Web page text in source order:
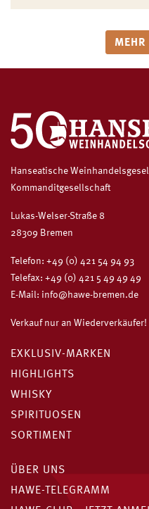
MEHR
Hanseatische
Kommanditgesellschaft
Lukas-Welser-Straße 8
28309 Bremen
Telefon: +49 (0) 421 54 94 93
Telefax: +49 (0) 421 5 49 49 49
E-Mail: info@hawe-bremen.de
Verkauf nur an Wiederverkäufer!
EXKLUSIV-MARKEN
HIGHLIGHTS
WHISKY
SPIRITUOSEN
SORTIMENT
ÜBER UNS
HAWE-TELEGRAMM